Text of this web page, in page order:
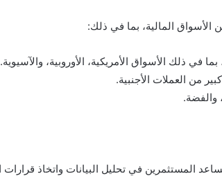
في ذلك الأسواق الأمريكية، الأوروبية، والآسيوية.
من العملات الأجنبية.
والفضة.